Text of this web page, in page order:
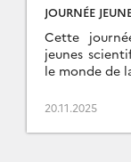
JOURNÉE
Cette
jeunes
le monde de
20.11.2025